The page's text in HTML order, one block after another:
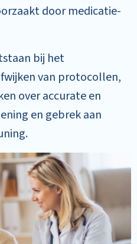
door medicatie-
bij het
van protocollen,
over accurate en
en gebrek aan